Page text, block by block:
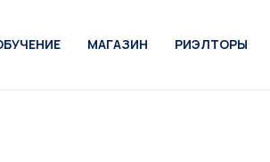
МАГАЗИН РИЭЛТОРЫ